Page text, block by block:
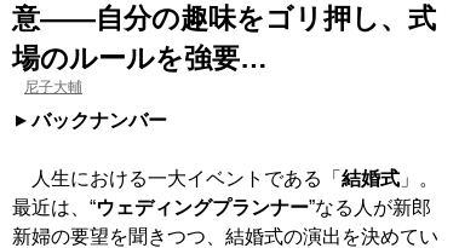
意――自分の趣味をゴリ押し、式
場のルールを強要…
尼子大輔
バックナンバー
人生における一大イベントである「 結婚式 」。
最近は、“ウェディングプランナー”なる人が新郎
新婦の要望を聞きつつ、結婚式の演出を決めてい